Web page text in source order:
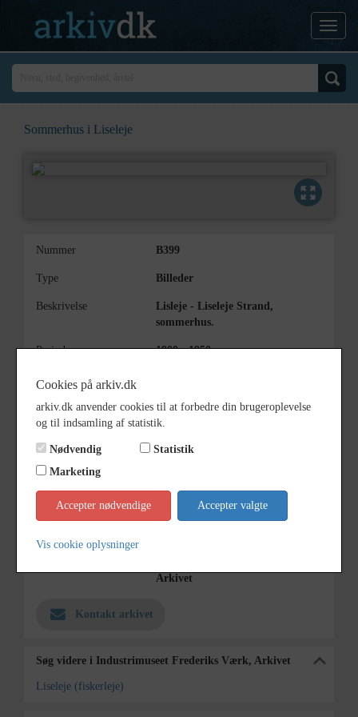
Sommerhus i Liseleje
Nummer B399
Type Billeder
Beskrivelse
Lisleje - Liseleje Strand,
sommerhus.
Periode 1900 - 1950
Dateringsnote
Fotograf Ukendt
Størrelse 11 x 16
Se på kort
Type Kommune (1970-2050)
Arkivet
Kontakt arkivet
Søg videre i Industrimuseet Frederiks Værk, Arkivet
Liseleje (fiskerleje)
Cookies på arkiv.dk
arkiv.dk anvender cookies til at forbedre din brugeroplevelse
og til indsamling af statistik.
Nødvendig
Statistik
Marketing
Accepter nødvendige Accepter valgte
Vis cookie oplysninger